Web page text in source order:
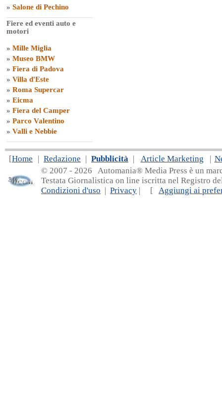
» Salone di Pechino
Fiere ed eventi auto e
motori
» Mille Miglia
» Museo BMW
» Fiera di Padova
» Villa d'Este
» Roma Supercar
» Eicma
» Fiera del Camper
» Parco Valentino
» Valli e Nebbie
[Home | Redazione | Pubblicità | Article Marketing |
© 2007 - 2026 Automania® Media Press è un
Testata Giornalistica on line iscritta nel Registro
Condizioni d'uso | Privacy | [ Aggiungi ai